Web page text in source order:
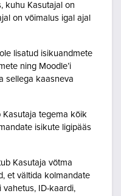
kuhu Kasutajal on
on võimalus igal ajal
lisatud isikuandmete
ning Moodle’i
sellega kaasneva
tegema kõik
isikute ligipääs
Kasutaja võtma
et vältida kolmandate
vahetus, ID-kaardi,